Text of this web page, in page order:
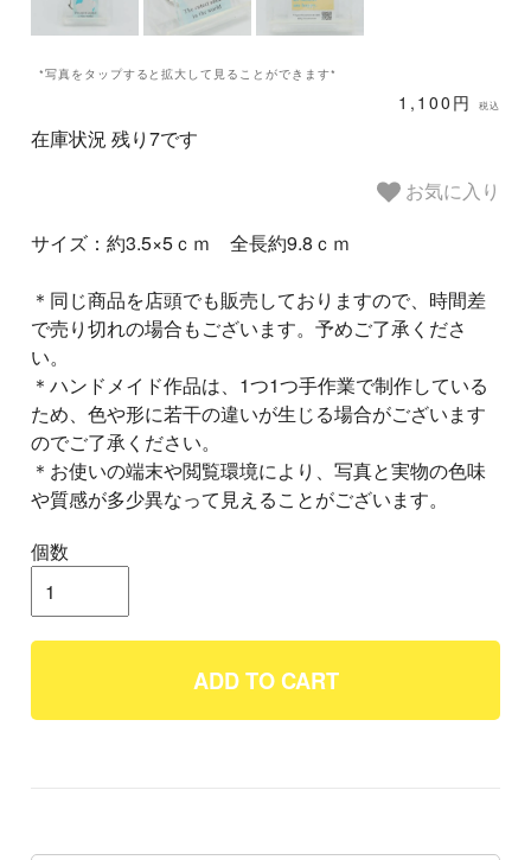
*写真をタップすると拡大して見ることができます*
1,100円 税込
在庫状況 残り7です
お気に入り
サイズ：約3.5×5ｃｍ 全長約9.8ｃｍ
＊同じ商品を店頭でも販売しておりますので、時間差
で売り切れの場合もございます。予めご了承くださ
い。
＊ハンドメイド作品は、1つ1つ手作業で制作している
ため、色や形に若干の違いが生じる場合がございます
のでご了承ください。
＊お使いの端末や閲覧環境により、写真と実物の色味
や質感が多少異なって見えることがございます。
個数
ADD TO CART